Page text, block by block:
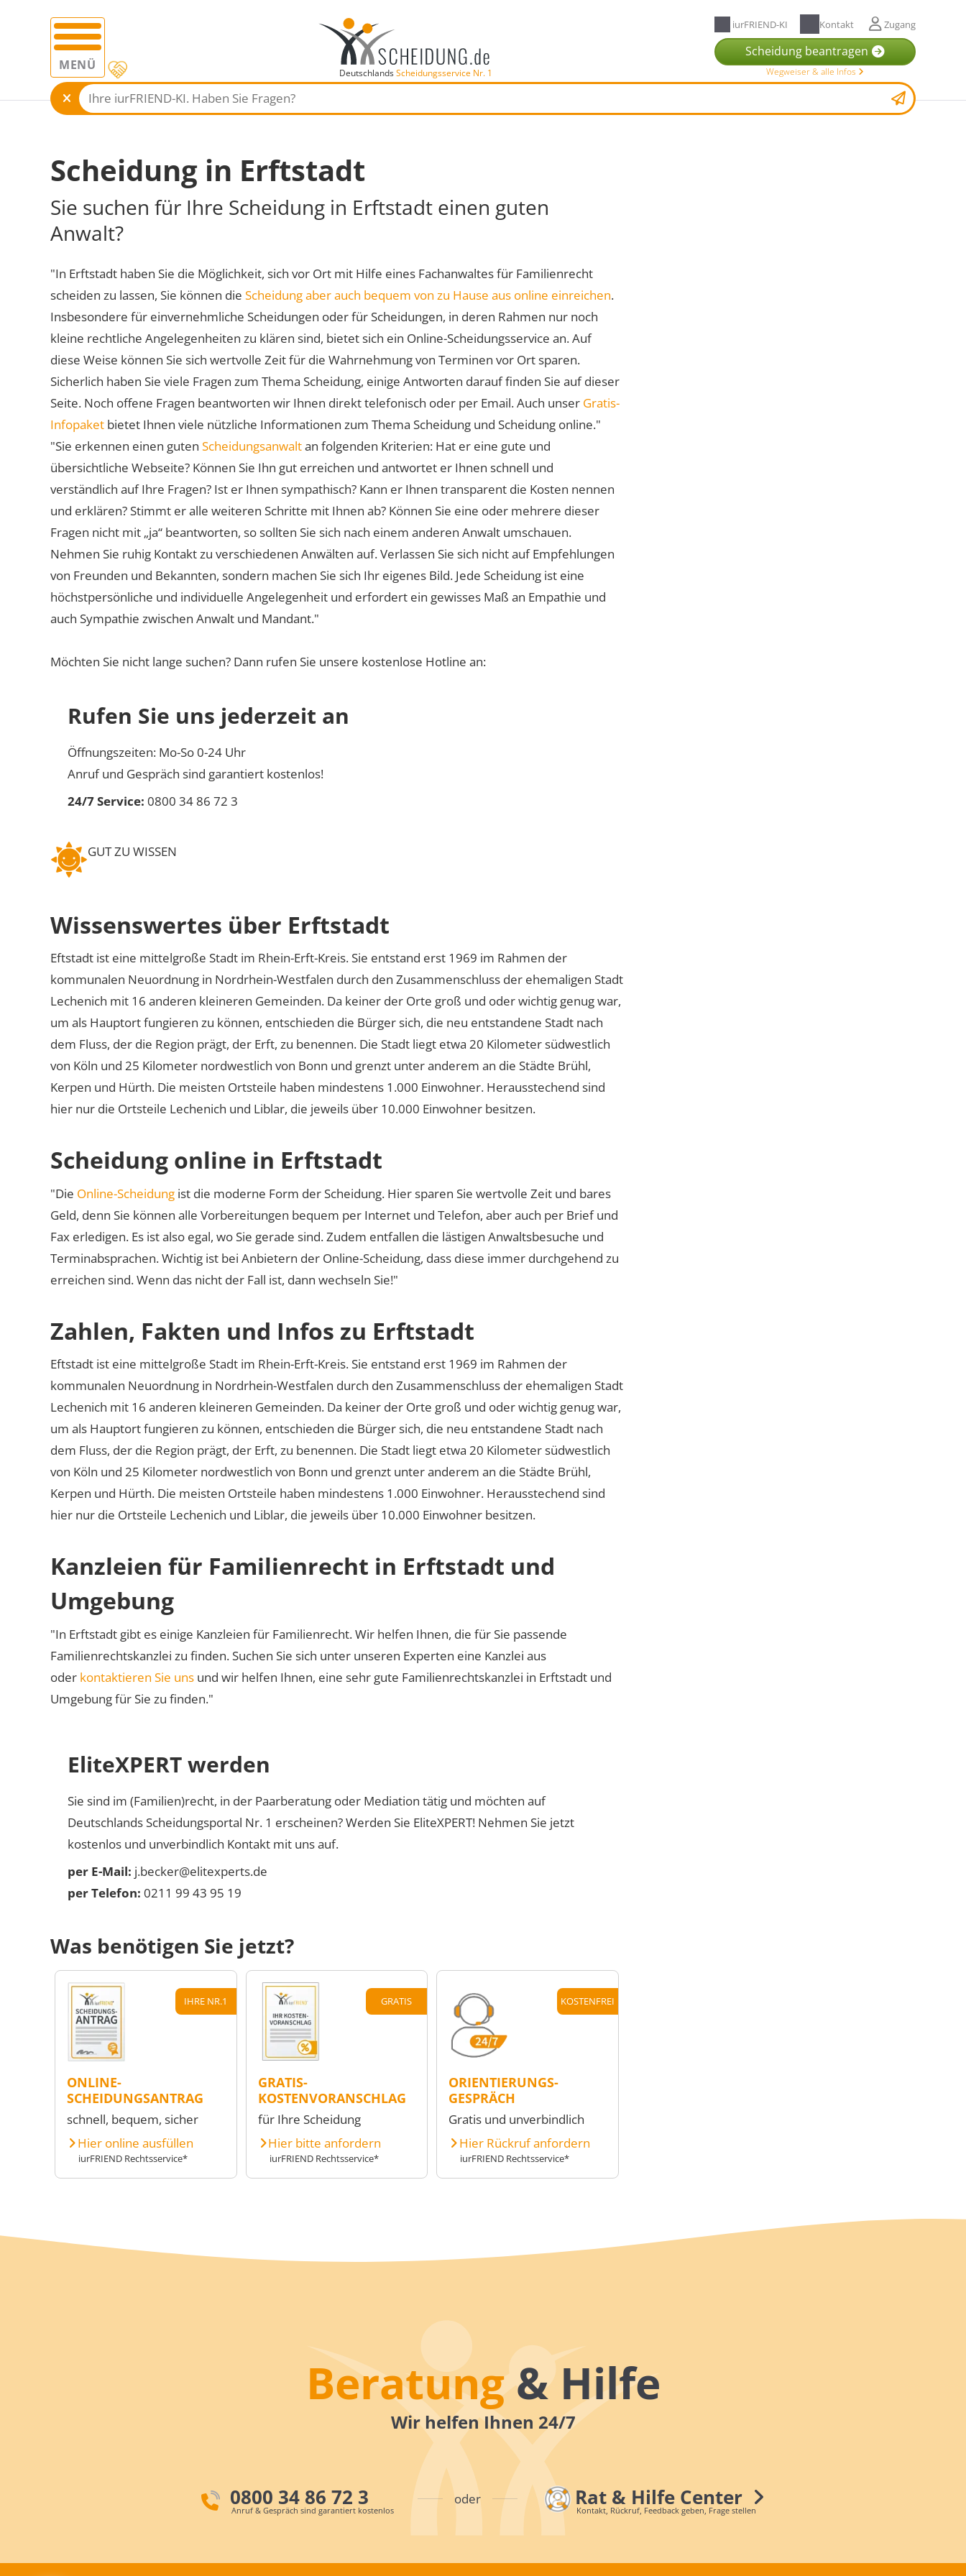
MENÜ DeutschlandsScheidungsservice Nr. 1
iurFRIEND-KI Kontakt Zugang
Scheidung beantragen
Wegweiser & alle Infos
Scheidung in Erftstadt
Sie suchen für Ihre Scheidung in Erftstadt einen guten
Anwalt?
"In Erftstadt haben Sie die Möglichkeit, sich vor Ort mit Hilfe eines Fachanwaltes für Familienrecht
scheiden zu lassen, Sie können die Scheidung aber auch bequem von zu Hause aus online einreichen.
Insbesondere für einvernehmliche Scheidungen oder für Scheidungen, in deren Rahmen nur noch
kleine rechtliche Angelegenheiten zu klären sind, bietet sich ein Online-Scheidungsservice an. Auf
diese Weise können Sie sich wertvolle Zeit für die Wahrnehmung von Terminen vor Ort sparen.
Sicherlich haben Sie viele Fragen zum Thema Scheidung, einige Antworten darauf finden Sie auf dieser
Seite. Noch offene Fragen beantworten wir Ihnen direkt telefonisch oder per Email. Auch unser Gratis-
Infopaket bietet Ihnen viele nützliche Informationen zum Thema Scheidung und Scheidung online."
"Sie erkennen einen guten Scheidungsanwaltan folgenden Kriterien: Hat er eine gute und
übersichtliche Webseite? Können Sie Ihn gut erreichen und antwortet er Ihnen schnell und
verständlich auf Ihre Fragen? Ist er Ihnen sympathisch? Kann er Ihnen transparent die Kosten nennen
und erklären? Stimmt er alle weiteren Schritte mit Ihnen ab? Können Sie eine oder mehrere dieser
Fragen nicht mit „ja“ beantworten, so sollten Sie sich nach einem anderen Anwalt umschauen.
Nehmen Sie ruhig Kontakt zu verschiedenen Anwälten auf. Verlassen Sie sich nicht auf Empfehlungen
von Freunden und Bekannten, sondern machen Sie sich Ihr eigenes Bild. Jede Scheidung ist eine
höchstpersönliche und individuelle Angelegenheit und erfordert ein gewisses Maß an Empathie und
auch Sympathie zwischen Anwalt und Mandant."
Möchten Sie nicht lange suchen? Dann rufen Sie unsere kostenlose Hotline an:
Rufen Sie uns jederzeit an
Öffnungszeiten: Mo-So 0-24 Uhr
Anruf und Gespräch sind garantiert kostenlos!
24/7 Service: 0800 34 86 72 3
GUT ZU WISSEN
Wissenswertes über Erftstadt
Eftstadt ist eine mittelgroße Stadt im Rhein-Erft-Kreis. Sie entstand erst 1969 im Rahmen der
kommunalen Neuordnung in Nordrhein-Westfalen durch den Zusammenschluss der ehemaligen Stadt
Lechenich mit 16 anderen kleineren Gemeinden. Da keiner der Orte groß und oder wichtig genug war,
um als Hauptort fungieren zu können, entschieden die Bürger sich, die neu entstandene Stadt nach
dem Fluss, der die Region prägt, der Erft, zu benennen. Die Stadt liegt etwa 20 Kilometer südwestlich
von Köln und 25 Kilometer nordwestlich von Bonn und grenzt unter anderem an die Städte Brühl,
Kerpen und Hürth. Die meisten Ortsteile haben mindestens 1.000 Einwohner. Herausstechend sind
hier nur die Ortsteile Lechenich und Liblar, die jeweils über 10.000 Einwohner besitzen.
Scheidung online in Erftstadt
"Die Online-Scheidung ist die moderne Form der Scheidung. Hier sparen Sie wertvolle Zeit und bares
Geld, denn Sie können alle Vorbereitungen bequem per Internet und Telefon, aber auch per Brief und
Fax erledigen. Es ist also egal, wo Sie gerade sind. Zudem entfallen die lästigen Anwaltsbesuche und
Terminabsprachen. Wichtig ist bei Anbietern der Online-Scheidung, dass diese immer durchgehend zu
erreichen sind. Wenn das nicht der Fall ist, dann wechseln Sie!"
Zahlen, Fakten und Infos zu Erftstadt
Eftstadt ist eine mittelgroße Stadt im Rhein-Erft-Kreis. Sie entstand erst 1969 im Rahmen der
kommunalen Neuordnung in Nordrhein-Westfalen durch den Zusammenschluss der ehemaligen Stadt
Lechenich mit 16 anderen kleineren Gemeinden. Da keiner der Orte groß und oder wichtig genug war,
um als Hauptort fungieren zu können, entschieden die Bürger sich, die neu entstandene Stadt nach
dem Fluss, der die Region prägt, der Erft, zu benennen. Die Stadt liegt etwa 20 Kilometer südwestlich
von Köln und 25 Kilometer nordwestlich von Bonn und grenzt unter anderem an die Städte Brühl,
Kerpen und Hürth. Die meisten Ortsteile haben mindestens 1.000 Einwohner. Herausstechend sind
hier nur die Ortsteile Lechenich und Liblar, die jeweils über 10.000 Einwohner besitzen.
Kanzleien für Familienrecht in Erftstadt und
Umgebung
"In Erftstadt gibt es einige Kanzleien für Familienrecht. Wir helfen Ihnen, die für Sie passende
Familienrechtskanzlei zu finden. Suchen Sie sich unter unseren Experten eine Kanzlei aus
oder kontaktieren Sie uns und wir helfen Ihnen, eine sehr gute Familienrechtskanzlei in Erftstadt und
Umgebung für Sie zu finden."
EliteXPERT werden
Sie sind im (Familien)recht, in der Paarberatung oder Mediation tätig und möchten auf
Deutschlands Scheidungsportal Nr. 1 erscheinen? Werden Sie EliteXPERT! Nehmen Sie jetzt
kostenlos und unverbindlich Kontakt mit uns auf.
per E-Mail: j.becker@elitexperts.de
per Telefon: 0211 99 43 95 19
Was benötigen Sie jetzt?
IHRE NR.1
ONLINE-
SCHEIDUNGSANTRAG
schnell, bequem, sicher
Hier online ausfüllen
iurFRIEND Rechtsservice*
GRATIS
GRATIS-
KOSTENVORANSCHLAG
für Ihre Scheidung
Hier bitte anfordern
iurFRIEND Rechtsservice*
KOSTENFREI
ORIENTIERUNGS-
GESPRÄCH
Gratis und unverbindlich
Hier Rückruf anfordern
iurFRIEND Rechtsservice*
Beratung& Hilfe
Wir helfen Ihnen 24/7
0800 34 86 72 3
Anruf & Gespräch sind garantiert kostenlos
oder Rat & Hilfe Center
Kontakt, Rückruf, Feedback geben, Frage stellen